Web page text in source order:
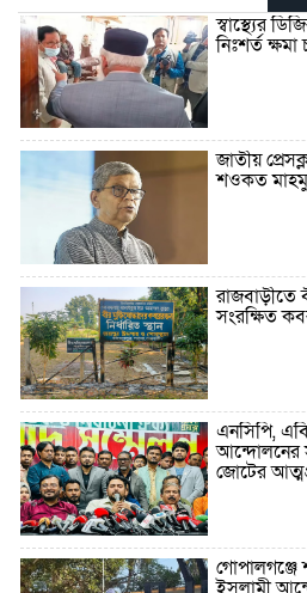
স্বাস্থ্যের
নিঃশর্ত
জাতীয়
শওকত
রাজবাড়ীতে
সংরক্ষিত
এনসিপি, এবি
আন্দোলনের
জোটের
গোপালগঞ্জে
ইসলামী